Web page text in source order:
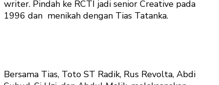
writer. Pindah ke RCTI jadi senior Creative pada
1996 dan menikah dengan Tias Tatanka.
Bersama Tias, Toto ST Radik, Rus Revolta, Abdi